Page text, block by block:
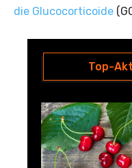
die Glucocorticoide
Top-